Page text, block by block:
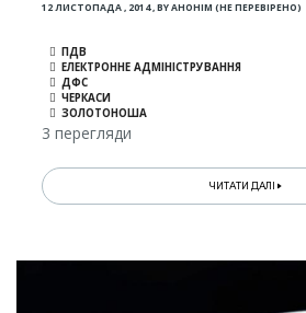
12 ЛИСТОПАДА , 2014,BYАНОНІМ (НЕ ПЕРЕВІРЕНО)
ПДВ
ЕЛЕКТРОННЕ АДМІНІСТРУВАННЯ
ДФС
ЧЕРКАСИ
ЗОЛОТОНОША
3 перегляди
ЧИТАТИ ДАЛІ